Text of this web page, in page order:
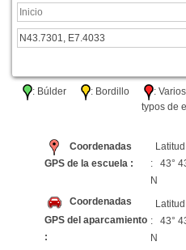
: Búlder : Bordillo :
typos de
Coordenadas
GPS de la escuela :
Latitud
: 43°
N
Coordenadas
GPS del aparcamiento
:
Latitud
: 43°
N